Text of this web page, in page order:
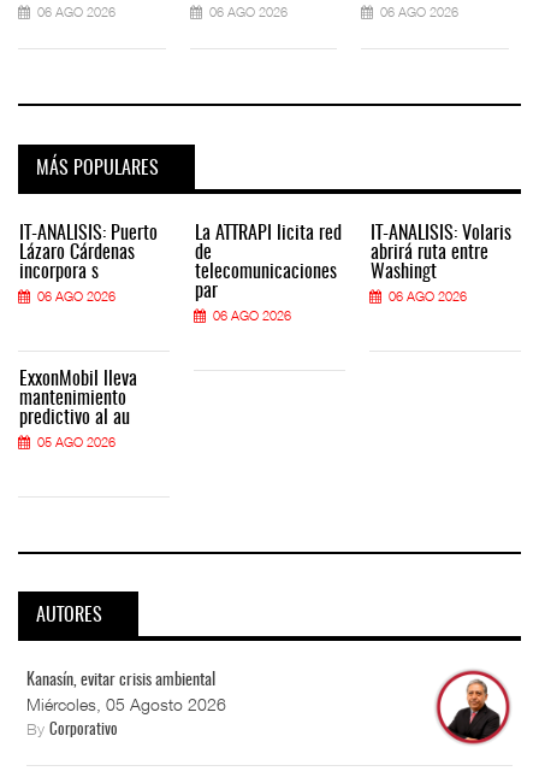
06 AGO 2026 06 AGO 2026 06 AGO 2026
MÁS POPULARES
IT-ANÁLISIS: Puerto
Lázaro Cárdenas
incorpora s
06 AGO 2026
ExxonMobil lleva
mantenimiento
predictivo al au
05 AGO 2026
La ATTRAPI licita red
de
telecomunicaciones
par
06 AGO 2026
IT-ANÁLISIS: Volaris
abrirá ruta entre
Washingt
06 AGO 2026
AUTORES
Kanasín, evitar crisis ambiental
Miércoles, 05 Agosto 2026
By Corporativo